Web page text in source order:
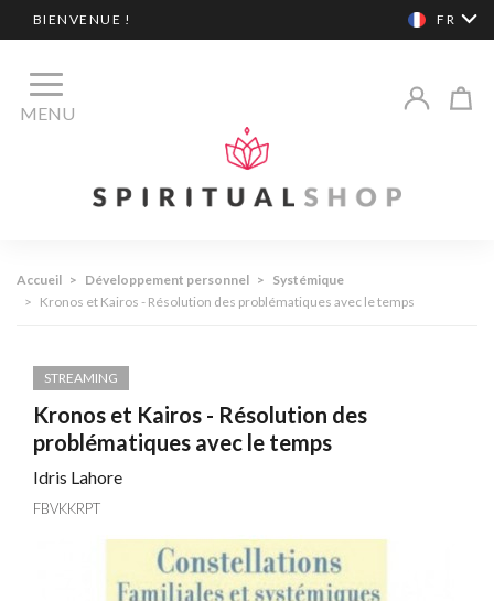
BIENVENUE ! FR
MENU
Accueil > Développement personnel > Systémique
> Kronos et Kairos - Résolution des problématiques avec le temps
STREAMING
Kronos et Kairos - Résolution des
problématiques avec le temps
Idris Lahore
FBVKKRPT